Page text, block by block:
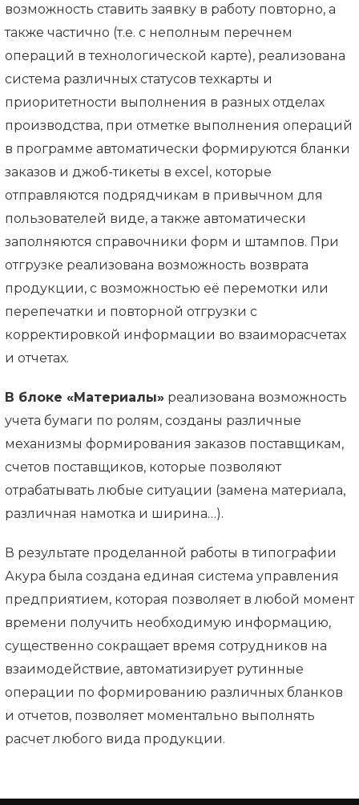
возможность ставить заявку в работу повторно, а
также частично (т.е. с неполным перечнем
операций в технологической карте), реализована
система различных статусов техкарты и
приоритетности выполнения в разных отделах
производства, при отметке выполнения операций
в программе автоматически формируются бланки
заказов и джоб-тикеты в excel, которые
отправляются подрядчикам в привычном для
пользователей виде, а также автоматически
заполняются справочники форм и штампов. При
отгрузке реализована возможность возврата
продукции, с возможностью её перемотки или
перепечатки и повторной отгрузки с
корректировкой информации во взаиморасчетах
и отчетах.
В блоке «Материалы» реализована возможность
учета бумаги по ролям, созданы различные
механизмы формирования заказов поставщикам,
счетов поставщиков, которые позволяют
отрабатывать любые ситуации (замена материала,
различная намотка и ширина…).
В результате проделанной работы в типографии
Акура была создана единая система управления
предприятием, которая позволяет в любой момент
времени получить необходимую информацию,
существенно сокращает время сотрудников на
взаимодействие, автоматизирует рутинные
операции по формированию различных бланков
и отчетов, позволяет моментально выполнять
расчет любого вида продукции.